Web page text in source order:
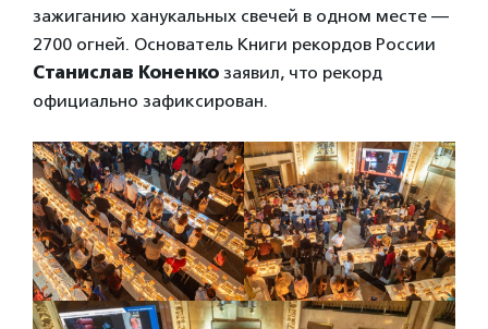
зажиганию ханукальных свечей в одном месте —
2700 огней. Основатель Книги рекордов России
Станислав Коненко заявил, что рекорд
официально зафиксирован.